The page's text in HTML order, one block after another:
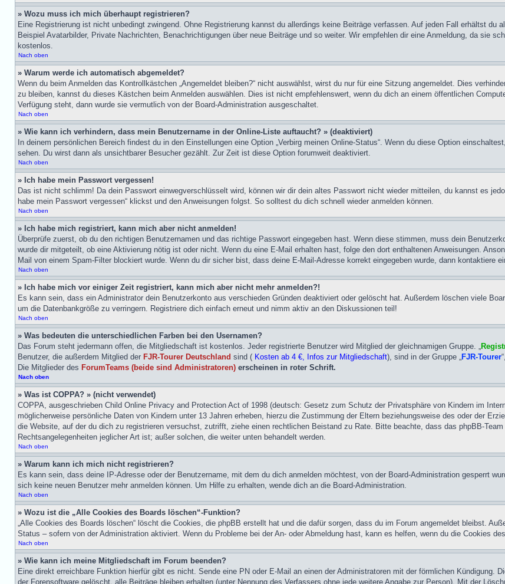
» Wozu muss ich mich überhaupt registrieren?
Eine Registrierung ist nicht unbedingt zwingend. Ohne Registrierung kannst du allerdings keine Beiträge verfassen. Auf jeden Fall erhältst
Beispiel Avatarbilder, Private Nachrichten, Benachrichtigungen über neue Beiträge und so weiter. Wir empfehlen dir eine Anmeldung, da sie
kostenlos.
Nach oben
» Warum werde ich automatisch abgemeldet?
Wenn du beim Anmelden das Kontrollkästchen „Angemeldet bleiben?“ nicht auswählst, wirst du nur für eine Sitzung angemeldet. Dies
zu bleiben, kannst du dieses Kästchen beim Anmelden auswählen. Dies ist nicht empfehlenswert, wenn du dich an einem öffentlichen
Verfügung steht, dann wurde sie vermutlich von der Board-Administration ausgeschaltet.
Nach oben
» Wie kann ich verhindern, dass mein Benutzername in der Online-Liste auftaucht? » (deaktiviert)
In deinem persönlichen Bereich findest du in den Einstellungen eine Option „Verbirg meinen Online-Status“. Wenn du diese Option
sehen. Du wirst dann als unsichtbarer Besucher gezählt. Zur Zeit ist diese Option forumweit deaktiviert.
Nach oben
» Ich habe mein Passwort vergessen!
Das ist nicht schlimm! Da dein Passwort einwegverschlüsselt wird, können wir dir dein altes Passwort nicht wieder mitteilen, du kannst es
habe mein Passwort vergessen“ klickst und den Anweisungen folgst. So solltest du dich schnell wieder anmelden können.
Nach oben
» Ich habe mich registriert, kann mich aber nicht anmelden!
Überprüfe zuerst, ob du den richtigen Benutzernamen und das richtige Passwort eingegeben hast. Wenn diese stimmen, muss dein
wurde dir mitgeteilt, ob eine Aktivierung nötig ist oder nicht. Wenn du eine E-Mail erhalten hast, folge den dort enthaltenen Anweisungen.
Mail von einem Spam-Filter blockiert wurde. Wenn du dir sicher bist, dass deine E-Mail-Adresse korrekt eingegeben wurde, dann kontaktiere
Nach oben
» Ich habe mich vor einiger Zeit registriert, kann mich aber nicht mehr anmelden?!
Es kann sein, dass ein Administrator dein Benutzerkonto aus verschieden Gründen deaktiviert oder gelöscht hat. Außerdem löschen viele
um die Datenbankgröße zu verringern. Registriere dich einfach erneut und nimm aktiv an den Diskussionen teil!
Nach oben
» Was bedeuten die unterschiedlichen Farben bei den Usernamen?
Das Forum steht jedermann offen, die Mitgliedschaft ist kostenlos. Jeder registrierte Benutzer wird Mitglied der gleichnamigen Gruppe. „
Benutzer, die außerdem Mitglied der FJR-Tourer Deutschland sind ( Kosten ab 4 €, Infos zur Mitgliedschaft), sind in der Gruppe „FJR-Tourer
Die Mitglieder des ForumTeams (beide sind Administratoren) erscheinen in roter Schrift.
Nach oben
» Was ist COPPA? » (nicht verwendet)
COPPA, ausgeschrieben Child Online Privacy and Protection Act of 1998 (deutsch: Gesetz zum Schutz der Privatsphäre von Kindern im
möglicherweise persönliche Daten von Kindern unter 13 Jahren erheben, hierzu die Zustimmung der Eltern beziehungsweise des oder der
die Website, auf der du dich zu registrieren versuchst, zutrifft, ziehe einen rechtlichen Beistand zu Rate. Bitte beachte, dass das phpBB-
Rechtsangelegenheiten jeglicher Art ist; außer solchen, die weiter unten behandelt werden.
Nach oben
» Warum kann ich mich nicht registrieren?
Es kann sein, dass deine IP-Adresse oder der Benutzername, mit dem du dich anmelden möchtest, von der Board-Administration gesperrt
sich keine neuen Benutzer mehr anmelden können. Um Hilfe zu erhalten, wende dich an die Board-Administration.
Nach oben
» Wozu ist die „Alle Cookies des Boards löschen“-Funktion?
„Alle Cookies des Boards löschen“ löscht die Cookies, die phpBB erstellt hat und die dafür sorgen, dass du im Forum angemeldet bleibst.
Status – sofern von der Administration aktiviert. Wenn du Probleme bei der An- oder Abmeldung hast, kann es helfen, wenn du die Cookies
Nach oben
» Wie kann ich meine Mitgliedschaft im Forum beenden?
Eine direkt erreichbare Funktion hierfür gibt es nicht. Sende eine PN oder E-Mail an einen der Administratoren mit der förmlichen Kündigung.
der Forensoftware gelöscht, alle Beiträge bleiben erhalten (unter Nennung des Verfassers ohne jede weitere Angabe zur Person). Mit der